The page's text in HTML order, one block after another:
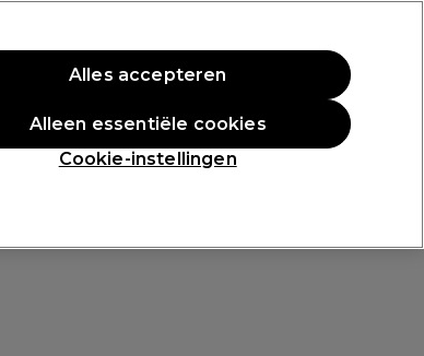
Aanmelden
Professionele Awards
Cookie-instellingen
Alleen essentiële cookies
Alles accepteren